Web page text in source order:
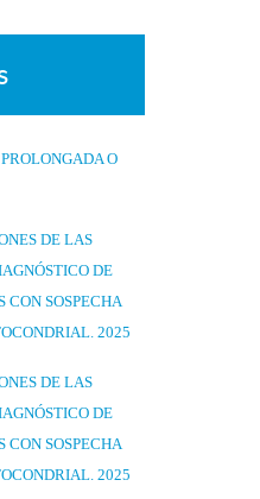
O
DE LAS
DE
CON SOSPECHA
2025
DE LAS
DE
CON SOSPECHA
2025